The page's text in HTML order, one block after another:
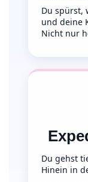
Du spürst,
und deine
Nicht nur
Du gehst
Hinein in